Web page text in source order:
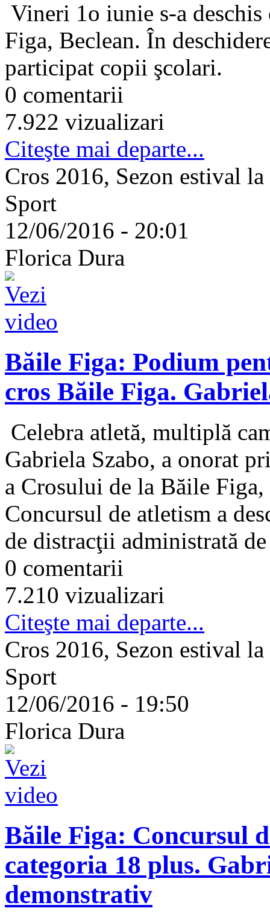
Vineri 1o iunie s-a
Figa, Beclean. În
participat copii şcolari.
0 comentarii
7.922 vizualizari
Citeşte mai departe...
Cros 2016, Sezon estival
Sport
12/06/2016 - 20:01
Florica Dura
Băile Figa: Podium
cros Băile Figa.
Celebra atletă, multiplă
Gabriela Szabo, a onorat
a Crosului de la Băile
Concursul de atletism a
de distracţii administrată
0 comentarii
7.210 vizualizari
Citeşte mai departe...
Cros 2016, Sezon estival
Sport
12/06/2016 - 19:50
Florica Dura
Băile Figa: Concursul
categoria 18 plus.
demonstrativ